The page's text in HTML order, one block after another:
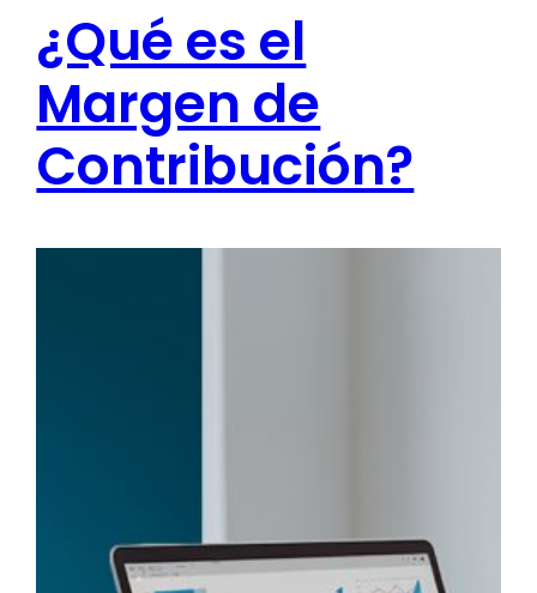
¿Qué es el
Margen de
Contribución?